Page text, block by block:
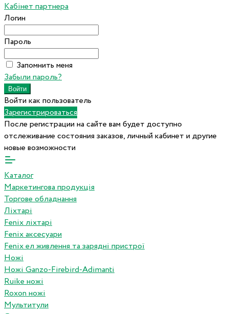
Кабінет партнера
Логин
Пароль
Запомнить меня
Забыли пароль?
Войти как пользователь
Зарегистрироваться
После регистрации на сайте вам будет доступно
отслеживание состояния заказов, личный кабинет и другие
новые возможности
Каталог
Маркетингова продукція
Торгове обладнання
Ліхтарі
Fenix ліхтарі
Fenix аксесуари
Fenix ел живлення та зарядні пристрої
Ножі
Ножі Ganzo-Firebird-Adimanti
Ruike ножі
Roxon ножi
Мультитули